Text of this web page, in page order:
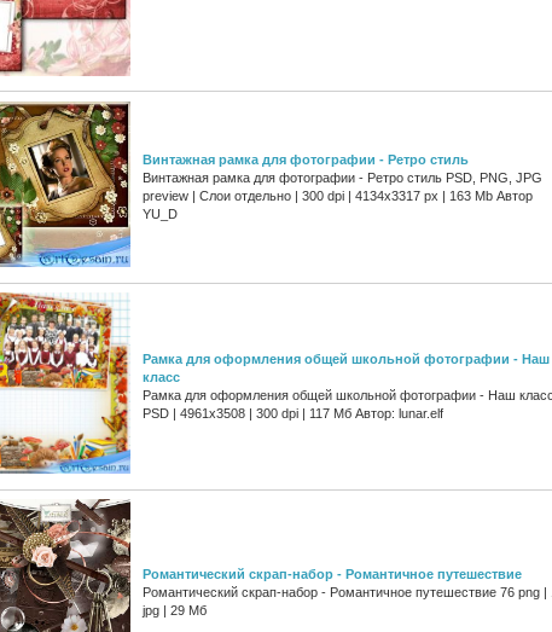
Винтажная рамка для фотографии - Ретро стиль
Винтажная рамка для фотографии - Ретро стиль PSD, PNG, JPG
preview | Слои отдельно | 300 dpi | 4134x3317 px | 163 Mb Автор
YU_D
Рамка для оформления общей школьной фотографии - Наш
класс
Рамка для оформления общей школьной фотографии - Наш
PSD | 4961х3508 | 300 dpi | 117 Мб Автор: lunar.elf
Романтический скрап-набор - Романтичное путешествие
Романтический скрап-набор - Романтичное путешествие 76 png |
jpg | 29 Мб